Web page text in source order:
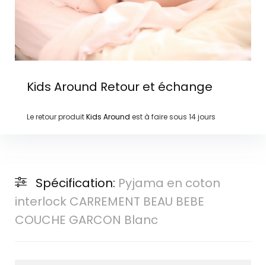
Kids Around Retour et échange
Le retour produitKids Around est à faire sous 14 jours
Spécification: Pyjama en coton
interlock CARREMENT BEAU BEBE
COUCHE GARCON Blanc